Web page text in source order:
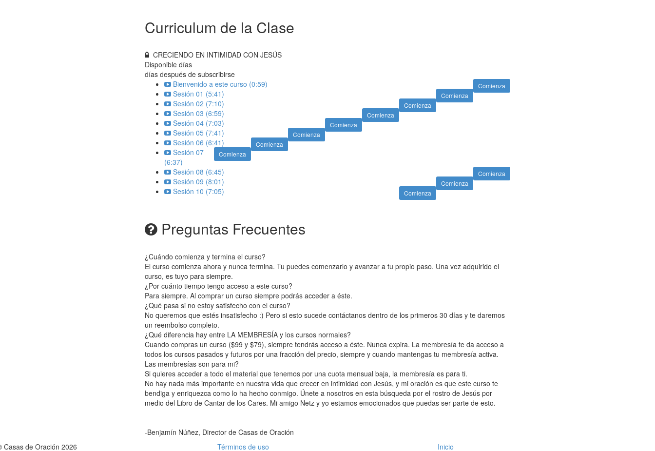
Curriculum de la Clase
CRECIENDO EN INTIMIDAD CON JESÚS
Disponible días
días después de subscribirse
Comienza
Bienvenido a este curso (0:59)
Comienza
Sesión 01 (5:41)
Comienza
Sesión 02 (7:10)
Comienza
Sesión 03 (6:59)
Comienza
Sesión 04 (7:03)
Comienza
Sesión 05 (7:41)
Comienza
Sesión 06 (6:41)
Comienza
Sesión 07
(6:37)
Comienza
Sesión 08 (6:45)
Comienza
Sesión 09 (8:01)
Comienza
Sesión 10 (7:05)
Preguntas Frecuentes
¿Cuándo comienza y termina el curso?
El curso comienza ahora y nunca termina. Tu puedes comenzarlo y avanzar a tu propio paso. Una vez adquirido el
curso, es tuyo para siempre.
¿Por cuánto tiempo tengo acceso a este curso?
Para siempre. Al comprar un curso siempre podrás acceder a éste.
¿Qué pasa si no estoy satisfecho con el curso?
No queremos que estés insatisfecho :) Pero si esto sucede contáctanos dentro de los primeros 30 días y te daremos
un reembolso completo.
¿Qué diferencia hay entre LA MEMBRESÍA y los cursos normales?
Cuando compras un curso ($99 y $79), siempre tendrás acceso a éste. Nunca expira. La membresía te da acceso a
todos los cursos pasados y futuros por una fracción del precio, siempre y cuando mantengas tu membresía activa.
Las membresías son para mi?
Si quieres acceder a todo el material que tenemos por una cuota mensual baja, la membresía es para ti.
No hay nada más importante en nuestra vida que crecer en intimidad con Jesús, y mi oración es que este curso te
bendiga y enriquezca como lo ha hecho conmigo. Únete a nosotros en esta búsqueda por el rostro de Jesús por
medio del Libro de Cantar de los Cares. Mi amigo Netz y yo estamos emocionados que puedas ser parte de esto.
-Benjamín Núñez, Director de Casas de Oración
Casas de Oración 2026
Términos de uso Inicio